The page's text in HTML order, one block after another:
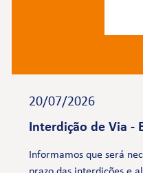
20/07/2026
Interdição de Via -
Informamos que será